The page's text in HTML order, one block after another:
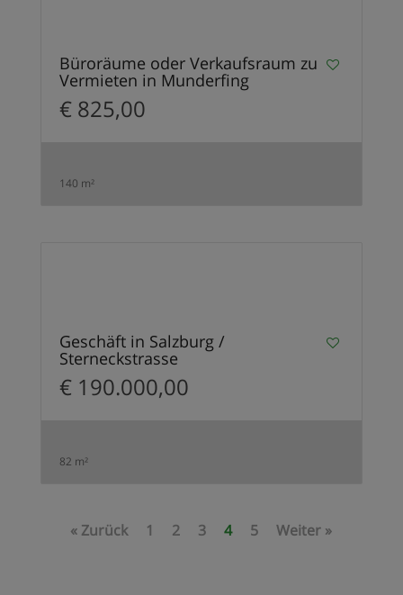
Büroräume oder Verkaufsraum zu
Vermieten in Munderfing
€ 825,00
140 m²
Geschäft in Salzburg /
Sterneckstrasse
€ 190.000,00
82 m²
« Zurück 1 2 3 4 5 Weiter »